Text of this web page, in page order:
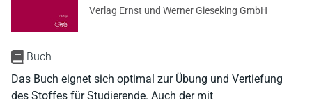
Buch
Das Buch eignet sich optimal zur Übung und Vertiefung
des Stoffes für Studierende. Auch der mit
Verlag Ernst und Werner Gieseking GmbH